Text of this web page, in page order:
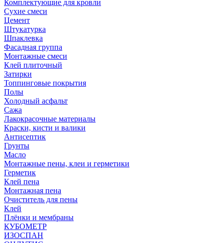
Комплектующие для кровли
Сухие смеси
Цемент
Штукатурка
Шпаклевка
Фасадная группа
Монтажные смеси
Клей плиточный
Затирки
Топпинговые покрытия
Полы
Холодный асфальт
Сажа
Лакокрасочные материалы
Краски, кисти и валики
Антисептик
Грунты
Масло
Монтажные пены, клеи и герметики
Герметик
Клей пена
Монтажная пена
Очиститель для пены
Клей
Плёнки и мембраны
КУБОМЕТР
ИЗОСПАН